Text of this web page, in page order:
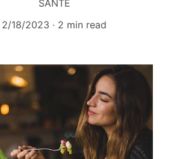
SANTÉ
2/18/2023
2 min read